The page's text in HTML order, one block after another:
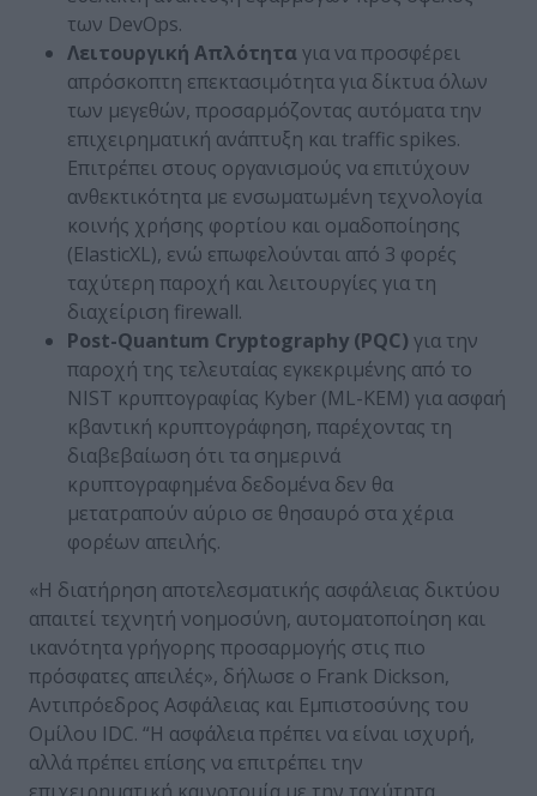
των DevOps.
Λειτουργική Απλότητα για να προσφέρει
απρόσκοπτη επεκτασιμότητα για δίκτυα όλων
των μεγεθών, προσαρμόζοντας αυτόματα την
επιχειρηματική ανάπτυξη και traffic spikes.
Επιτρέπει στους οργανισμούς να επιτύχουν
ανθεκτικότητα με ενσωματωμένη τεχνολογία
κοινής χρήσης φορτίου και ομαδοποίησης
(ElasticXL), ενώ επωφελούνται από 3 φορές
ταχύτερη παροχή και λειτουργίες για τη
διαχείριση firewall.
Post-Quantum Cryptography (PQC) για την
παροχή της τελευταίας εγκεκριμένης από το
NIST κρυπτογραφίας Kyber (ML-KEM) για ασφαή
κβαντική κρυπτογράφηση, παρέχοντας τη
διαβεβαίωση ότι τα σημερινά
κρυπτογραφημένα δεδομένα δεν θα
μετατραπούν αύριο σε θησαυρό στα χέρια
φορέων απειλής.
«Η διατήρηση αποτελεσματικής ασφάλειας δικτύου
απαιτεί τεχνητή νοημοσύνη, αυτοματοποίηση και
ικανότητα γρήγορης προσαρμογής στις πιο
πρόσφατες απειλές», δήλωσε ο Frank Dickson,
Αντιπρόεδρος Ασφάλειας και Εμπιστοσύνης του
Ομίλου IDC. “Η ασφάλεια πρέπει να είναι ισχυρή,
αλλά πρέπει επίσης να επιτρέπει την